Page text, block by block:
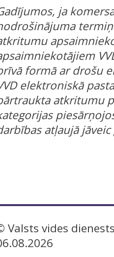
ja
formā ar drošu
elektroniskā
atkritumu
atļaujā
Valsts vides